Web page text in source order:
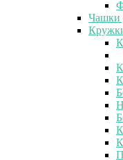
Чашки